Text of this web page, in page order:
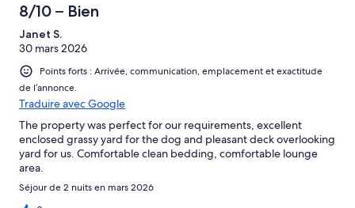
8/10 – Bien
Janet S.
30 mars 2026
Points forts : Arrivée, communication, emplacement et exactitude
de l’annonce.
Traduire avec Google
The property was perfect for our requirements, excellent
enclosed grassy yard for the dog and pleasant deck overlooking
yard for us. Comfortable clean bedding, comfortable lounge
area.
Séjour de 2 nuits en mars 2026